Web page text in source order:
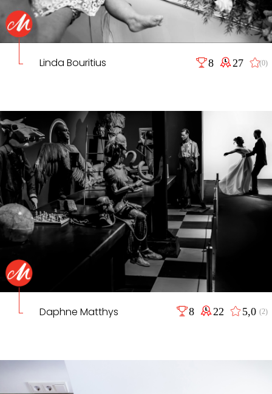
Linda Bouritius 8 27 (0)
Daphne Matthys 8 22 5,0(2)